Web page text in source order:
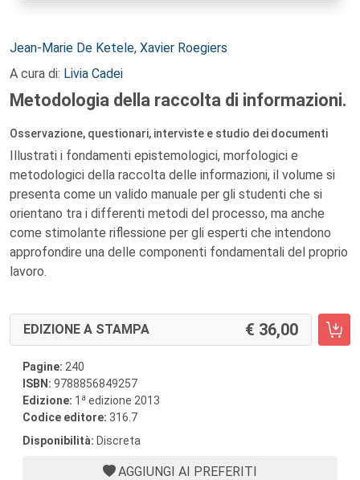
Autori:
Jean-Marie De Ketele, Xavier Roegiers
A cura di: Livia Cadei
Metodologia della raccolta di informazioni.
Osservazione, questionari, interviste e studio dei documenti
Illustrati i fondamenti epistemologici, morfologici e
metodologici della raccolta delle informazioni, il volume si
presenta come un valido manuale per gli studenti che si
orientano tra i differenti metodi del processo, ma anche
come stimolante riflessione per gli esperti che intendono
approfondire una delle componenti fondamentali del proprio
lavoro.
EDIZIONE A STAMPA 36,00
Pagine: 240
ISBN: 9788856849257
Edizione: 1 a edizione 2013
Codice editore: 316.7
Disponibilità: Discreta
AGGIUNGI AI PREFERITI